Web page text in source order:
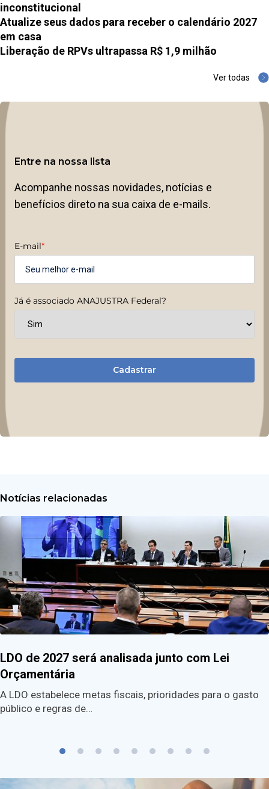
inconstitucional
Atualize seus dados para receber o calendário 2027
em casa
Liberação de RPVs ultrapassa R$ 1,9 milhão
Ver todas
Entre na nossa lista
Acompanhe nossas novidades, notícias e
benefícios direto na sua caixa de e-mails.
E-mail*
Já é associado ANAJUSTRA Federal?
Cadastrar
Notícias relacionadas
LDO de 2027 será analisada junto com Lei
Orçamentária
A LDO estabelece metas fiscais, prioridades para o gasto
público e regras de…